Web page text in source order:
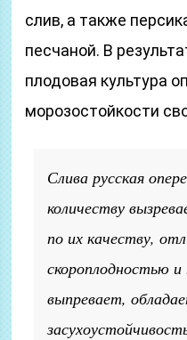
слив, а также
песчаной. В
плодовая культура
морозостойкости
Слива русская
количеству
по их качеству,
скороплодностью
выпревает,